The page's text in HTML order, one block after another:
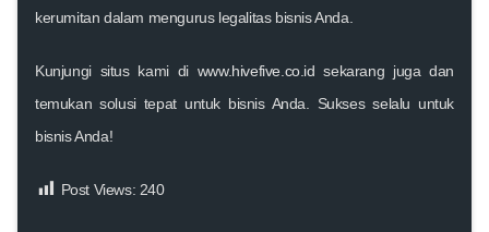
kerumitan dalam mengurus legalitas bisnis Anda.
Kunjungi situs kami di www.hivefive.co.id sekarang juga dan
temukan solusi tepat untuk bisnis Anda. Sukses selalu untuk
bisnis Anda!
Post Views: 240